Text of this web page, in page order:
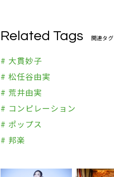
Related Tags 関連タグ
# 大貫妙子
# 松任谷由実
# 荒井由実
# コンピレーション
# ポップス
# 邦楽